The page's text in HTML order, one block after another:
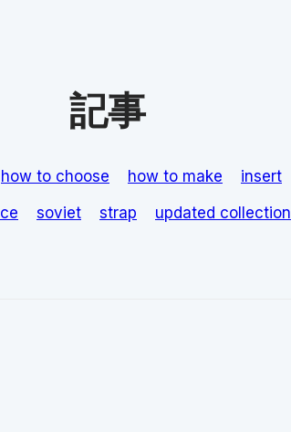
記事
how to choose how to make insert
soviet strap updated collection